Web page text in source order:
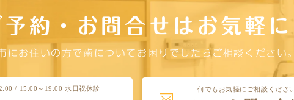
予約・お問合せはお気軽に
にお住いの方で歯についてお困りでしたらご相談ください。